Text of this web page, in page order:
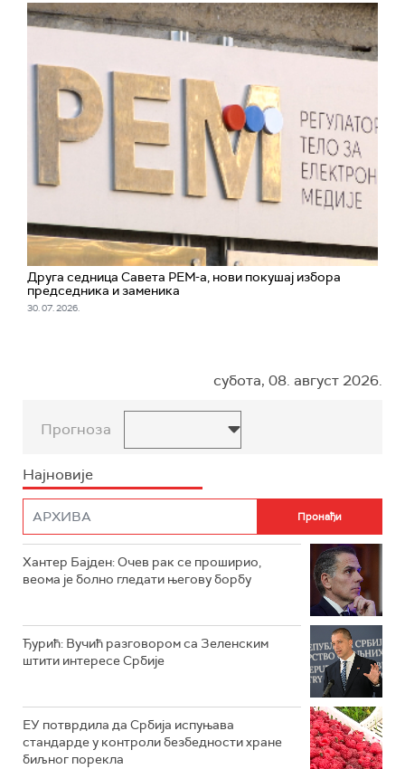
Друга седница Савета РЕМ-а, нови покушај избора
председника и заменика
30. 07. 2026.
субота, 08. август 2026.
Прогноза
Најновије
Хантер Бајден: Очев рак се проширио,
веома је болно гледати његову борбу
Ђурић: Вучић разговором са Зеленским
штити интересе Србије
ЕУ потврдила да Србија испуњава
стандарде у контроли безбедности хране
биљног порекла